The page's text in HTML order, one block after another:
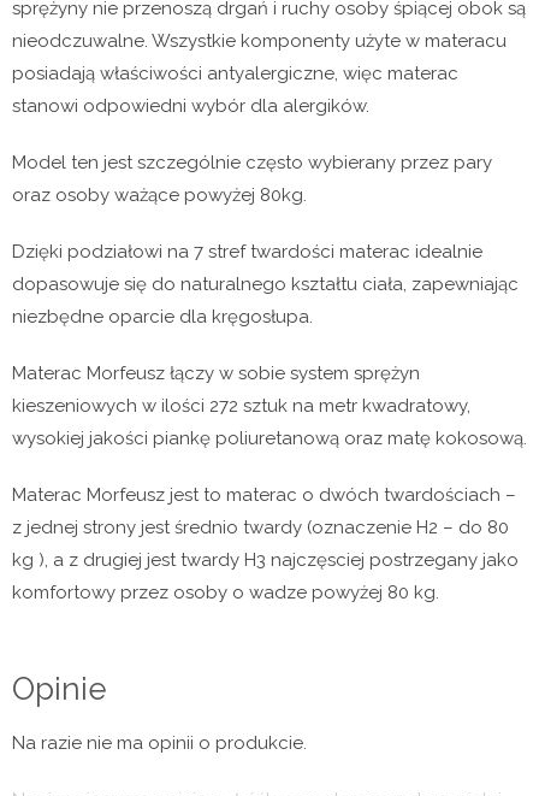
sprężyny nie przenoszą drgań i ruchy osoby śpiącej obok są
nieodczuwalne. Wszystkie komponenty użyte w materacu
posiadają właściwości antyalergiczne, więc materac
stanowi odpowiedni wybór dla alergików.
Model ten jest szczególnie często wybierany przez pary
oraz osoby ważące powyżej 80kg.
Dzięki podziałowi na 7 stref twardości materac idealnie
dopasowuje się do naturalnego kształtu ciała, zapewniając
niezbędne oparcie dla kręgosłupa.
Materac Morfeusz łączy w sobie system sprężyn
kieszeniowych w ilości 272 sztuk na metr kwadratowy,
wysokiej jakości piankę poliuretanową oraz matę kokosową.
Materac Morfeusz jest to materac o dwóch twardościach –
z jednej strony jest średnio twardy (oznaczenie H2 – do 80
kg ), a z drugiej jest twardy H3 najczęsciej postrzegany jako
komfortowy przez osoby o wadze powyżej 80 kg.
Opinie
Na razie nie ma opinii o produkcie.